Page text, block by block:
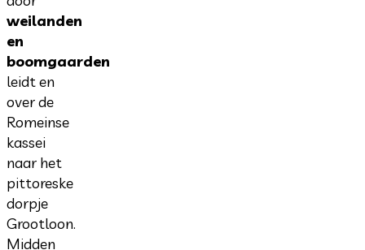
weilanden
en
boomgaarden
leidt en
over de
Romeinse
kassei
naar het
pittoreske
dorpje
Grootloon.
Midden